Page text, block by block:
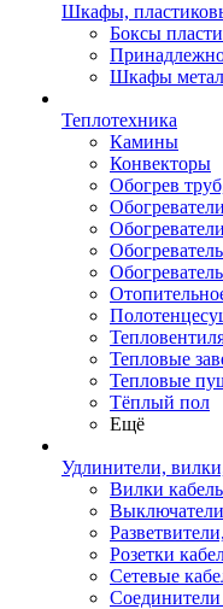
Шкафы,
Боксы
Шкафы
Теплотехника
Камины
Конвекторы
Обогрев
Тепловые
Тепловые
Тёплый пол
Ещё
Удлинители,
Вилки
Розетки
Сетевые